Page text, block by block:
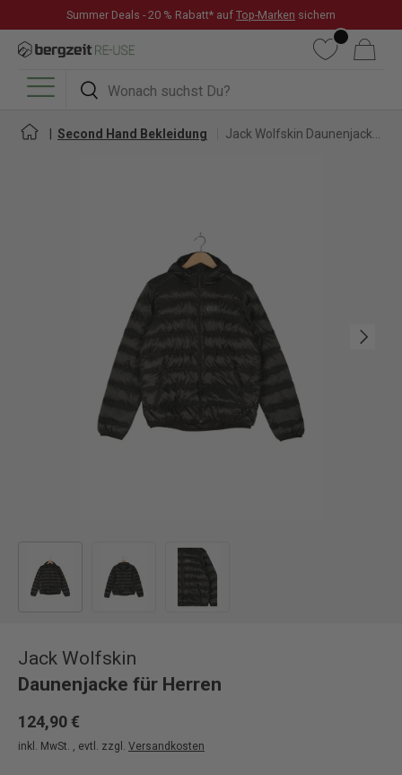
DIREKT ZUM INHALT
Summer Deals - 20 % Rabatt* auf Top-Marken sichern
Suchen
Suchen
WunschlisteWarenkorb
Menü
Second Hand Bekleidung
Nächste
Jack Wolfskin
Daunenjacke für Herren
124,90 €
inkl. MwSt. , evtl. zzgl. Versandkosten